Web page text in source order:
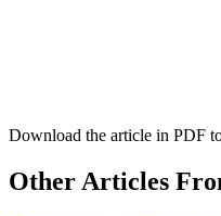
Download the article in PDF
Other Articles